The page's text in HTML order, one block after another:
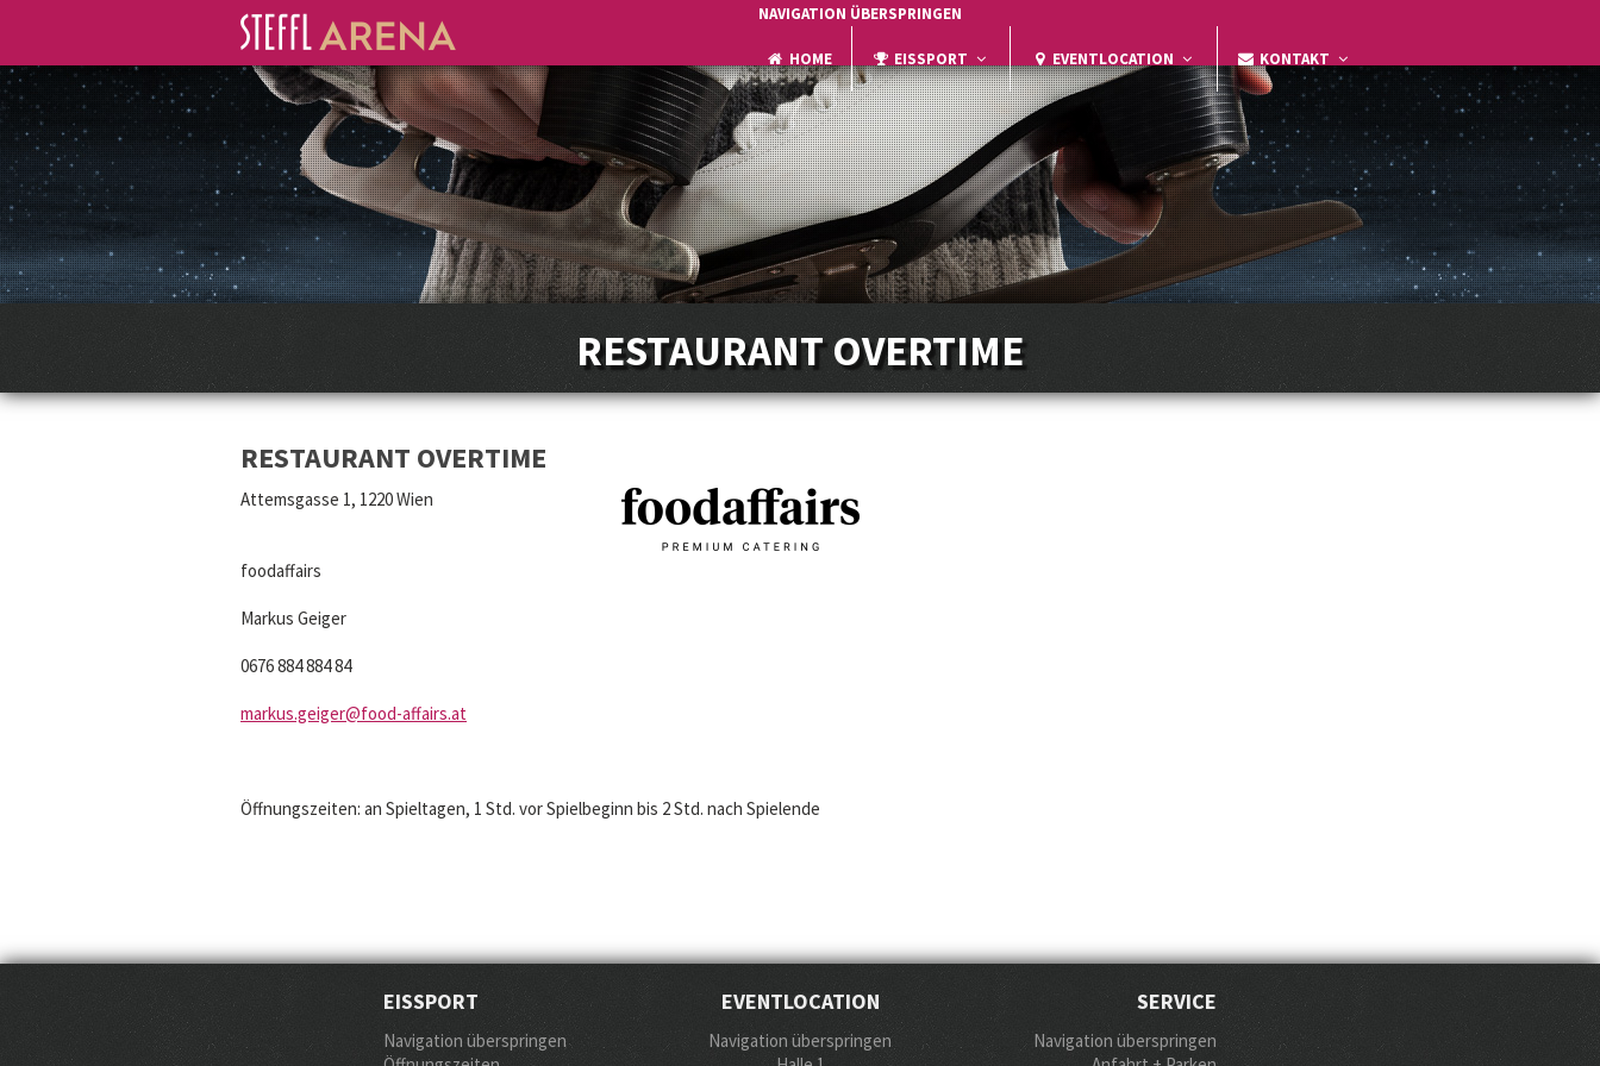
NAVIGATION ÜBERSPRINGEN
HOME EISSPORT EVENTLOCATION KONTAKT
RESTAURANT OVERTIME
RESTAURANT OVERTIME
Attemsgasse 1, 1220 Wien
foodaffairs
Markus Geiger
0676 884 884 84
markus.geiger@food-affairs.at
Öffnungszeiten: an Spieltagen, 1 Std. vor Spielbeginn bis 2 Std. nach Spielende
EISSPORT
Navigation überspringen
EVENTLOCATION
Navigation überspringen
SERVICE
Navigation überspringen